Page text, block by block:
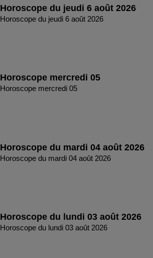
Horoscope du jeudi 6 août 2026
Horoscope du jeudi 6 août 2026
Horoscope mercredi 05
Horoscope mercredi 05
Horoscope du mardi 04 août 2026
Horoscope du mardi 04 août 2026
Horoscope du lundi 03 août 2026
Horoscope du lundi 03 août 2026